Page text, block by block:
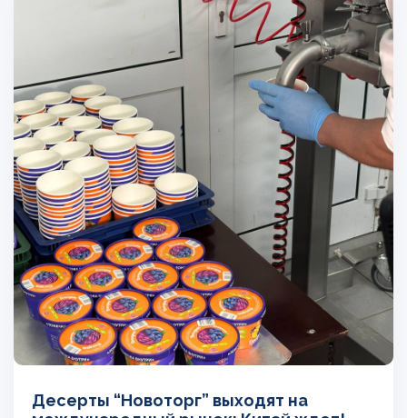
Десерты “Новоторг” выходят на